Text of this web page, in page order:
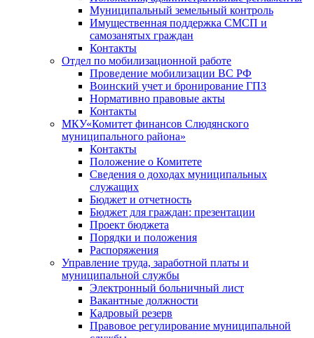
Муниципальный земельный контроль
Имущественная поддержка СМСП и
самозанятых граждан
Контакты
Отдел по мобилизационной работе
Проведение мобилизации ВС РФ
Воинский учет и бронирование ГПЗ
Нормативно правовые акты
Контакты
МКУ«Комитет финансов Слюдянского
муниципального района»
Контакты
Положение о Комитете
Сведения о доходах муниципальных
служащих
Бюджет и отчетность
Бюджет для граждан: презентации
Проект бюджета
Порядки и положения
Распоряжения
Управление труда, заработной платы и
муниципальной службы
Электронный больничный лист
Вакантные должности
Кадровый резерв
Правовое регулирование муниципальной